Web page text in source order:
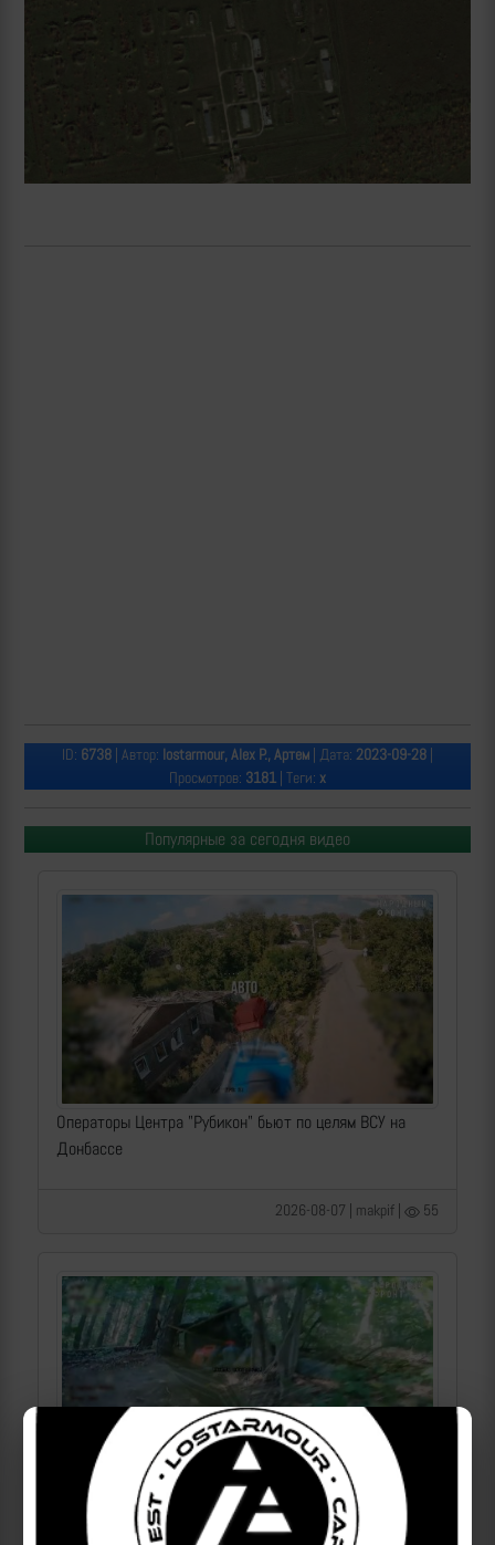
ID: 6738 | Автор: lostarmour, Alex P., Артем | Дата: 2023-09-28 |
Просмотров: 3181 | Теги: x
Популярные за сегодня видео
Операторы Центра "Рубикон" бьют по целям ВСУ на
Донбассе
2026-08-07 | makpif | 55
Операторы Центра "Рубикон" бьют по целям ВСУ на
Сумском направлении